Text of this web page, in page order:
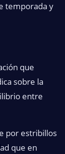
temporada y
que
sobre la
entre
por estribillos
que en